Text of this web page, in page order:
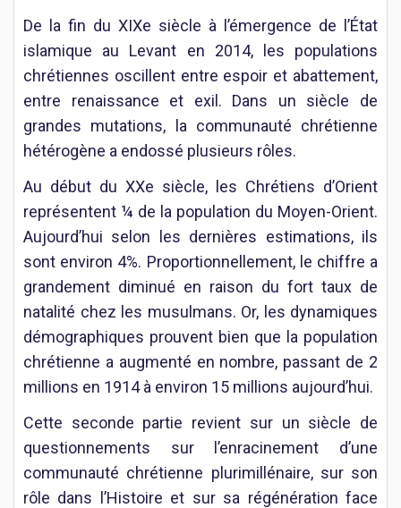
De la fin du XIXe siècle à l’émergence de l’État
islamique au Levant en 2014, les populations
chrétiennes oscillent entre espoir et abattement,
entre renaissance et exil. Dans un siècle de
grandes mutations, la communauté chrétienne
hétérogène a endossé plusieurs rôles.
Au début du XXe siècle, les Chrétiens d’Orient
représentent ¼ de la population du Moyen-Orient.
Aujourd’hui selon les dernières estimations, ils
sont environ 4%. Proportionnellement, le chiffre a
grandement diminué en raison du fort taux de
natalité chez les musulmans. Or, les dynamiques
démographiques prouvent bien que la population
chrétienne a augmenté en nombre, passant de 2
millions en 1914 à environ 15 millions aujourd’hui.
Cette seconde partie revient sur un siècle de
questionnements sur l’enracinement d’une
communauté chrétienne plurimillénaire, sur son
rôle dans l’Histoire et sur sa régénération face